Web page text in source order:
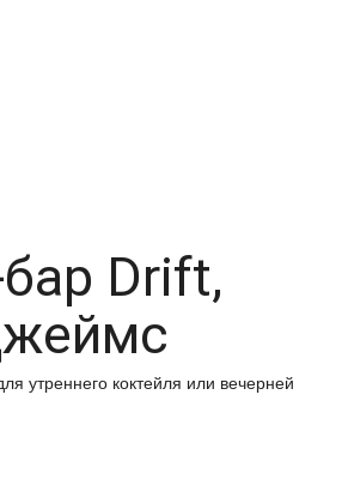
Drift,
утреннего коктейля или вечерней